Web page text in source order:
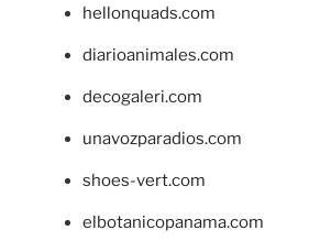
hellonquads.com
diarioanimales.com
decogaleri.com
unavozparadios.com
shoes-vert.com
elbotanicopanama.com